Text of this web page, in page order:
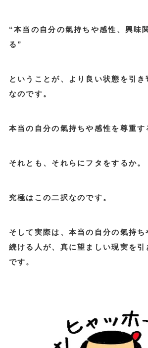
“本当の自分の氣持ちや感性、興味
る”
ということが、より良い状態を引き
なのです。
本当の自分の氣持ちや感性を尊重す
それとも、それらにフタをするか。
究極はこの二択なのです。
そして実際は、本当の自分の氣持ち
続ける人が、真に望ましい現実を引
です。